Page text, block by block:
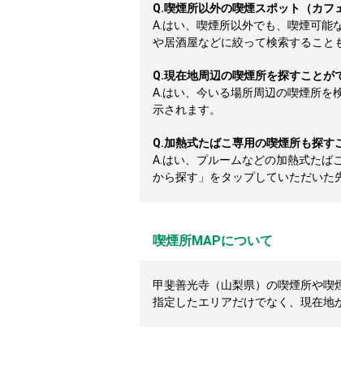
Q.喫煙所以外の喫煙スポット（カフ
A. はい、喫煙所以外でも、喫煙可能
や居酒屋などに絞って検索すること
Q.現在地周辺の喫煙所を探すことが
A. はい、今いる場所周辺の喫煙所を
示されます。
Q.加熱式たばこ専用の喫煙所も探す
A. はい、プルームなどの加熱式たば
から探す」をタップしていただいた
喫煙所MAPについて
甲斐善光寺（山梨県）の喫煙所や喫
指定したエリアだけでなく、現在地